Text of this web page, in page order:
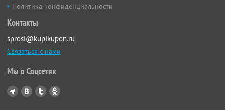
Политика конфиденциальности
Контакты
sprosi@kupikupon.ru
Связаться с нами
Мы в Соцсетях